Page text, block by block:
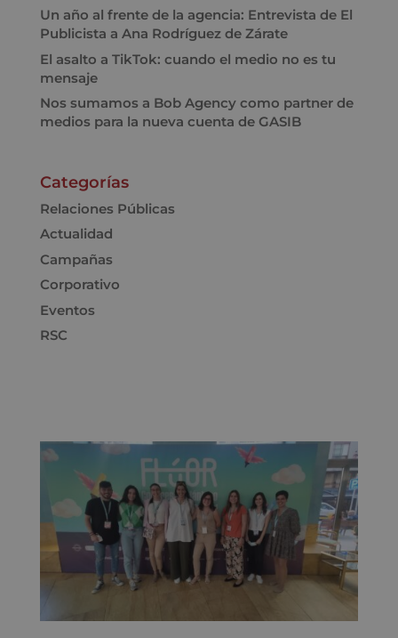
Un año al frente de la agencia: Entrevista de El
Publicista a Ana Rodríguez de Zárate
El asalto a TikTok: cuando el medio no es tu
mensaje
Nos sumamos a Bob Agency como partner de
medios para la nueva cuenta de GASIB
Categorías
Relaciones Públicas
Actualidad
Campañas
Corporativo
Eventos
RSC